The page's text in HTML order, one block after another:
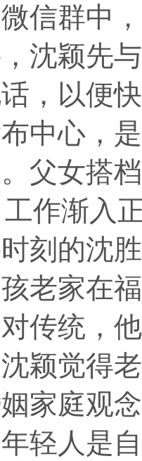
信群中
沈颖先
，以便
中心，
父女搭
渐入正
刻的沈
老家在
传统，
颖觉得
家庭观
轻人是